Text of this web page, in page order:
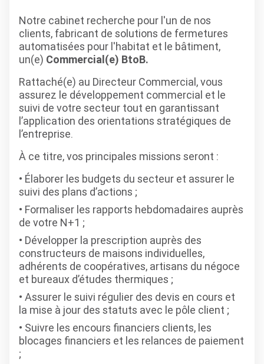
Notre cabinet recherche pour l'un de nos
clients, fabricant de solutions de fermetures
automatisées pour l'habitat et le bâtiment,
un(e) Commercial(e) BtoB.
Rattaché(e) au Directeur Commercial, vous
assurez le développement commercial et le
suivi de votre secteur tout en garantissant
l’application des orientations stratégiques de
l’entreprise.
À ce titre, vos principales missions seront :
Élaborer les budgets du secteur et assurer le
suivi des plans d’actions ;
Formaliser les rapports hebdomadaires auprès
de votre N+1 ;
Développer la prescription auprès des
constructeurs de maisons individuelles,
adhérents de coopératives, artisans du négoce
et bureaux d’études thermiques ;
Assurer le suivi régulier des devis en cours et
la mise à jour des statuts avec le pôle client ;
Suivre les encours financiers clients, les
blocages financiers et les relances de paiement
;